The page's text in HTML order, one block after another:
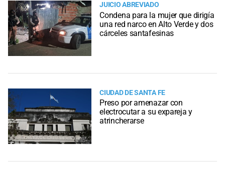
JUICIO ABREVIADO
Condena para la mujer que dirigía
una red narco en Alto Verde y dos
cárceles santafesinas
CIUDAD DE SANTA FE
Preso por amenazar con
electrocutar a su expareja y
atrincherarse